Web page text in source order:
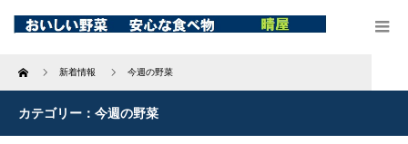
Home 新着情報 今週の野菜
カテゴリー：今週の野菜